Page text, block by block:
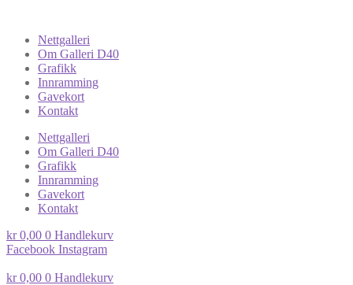
Nettgalleri
Om Galleri D40
Grafikk
Innramming
Gavekort
Kontakt
Nettgalleri
Om Galleri D40
Grafikk
Innramming
Gavekort
Kontakt
kr0,00 0 Handlekurv
Facebook Instagram
kr0,00 0 Handlekurv